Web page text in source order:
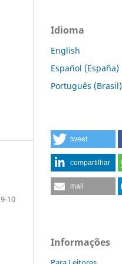
9-10
Idioma
English
Español (España)
Português (Brasil)
tweet
compartilhar
mail
Informações